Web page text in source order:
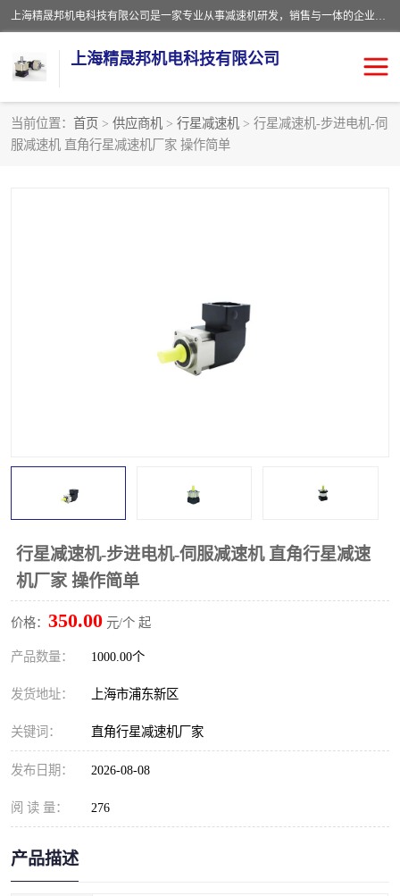
上海精晟邦机电科技有限公司是一家专业从事减速机研发，销售与一体的企业。公司拥有资深技术人员和技术团队服务人才，致力于为广大客户提供专业，细致的产品服务。主营产品有：中型减速电机，微型调速电机，精密行星减速机，蜗轮蜗杆减速机，RFKS四大系列减速机，SKM双曲面齿轮减速机，齿轮减速电机，行星减速机，防爆电机，变频器等系列；产品广泛用于汽车，船舶，能源，环保，包装，物流等领域，欢迎咨询。
上海精晟邦机电科技有限公司
当前位置： 首页 > 供应商机 > 行星减速机 > 行星减速机-步进电机-伺
服减速机 直角行星减速机厂家 操作简单
行星减速机-步进电机-伺服减速机 直角行星减速
机厂家 操作简单
价格： 350.00 元/个 起
产品数量： 1000.00个
发货地址： 上海市浦东新区
关键词： 直角行星减速机厂家
发布日期： 2026-08-08
阅 读 量： 276
产品描述
减速电机 NMRV蜗轮蜗杆减速机
晟邦电机